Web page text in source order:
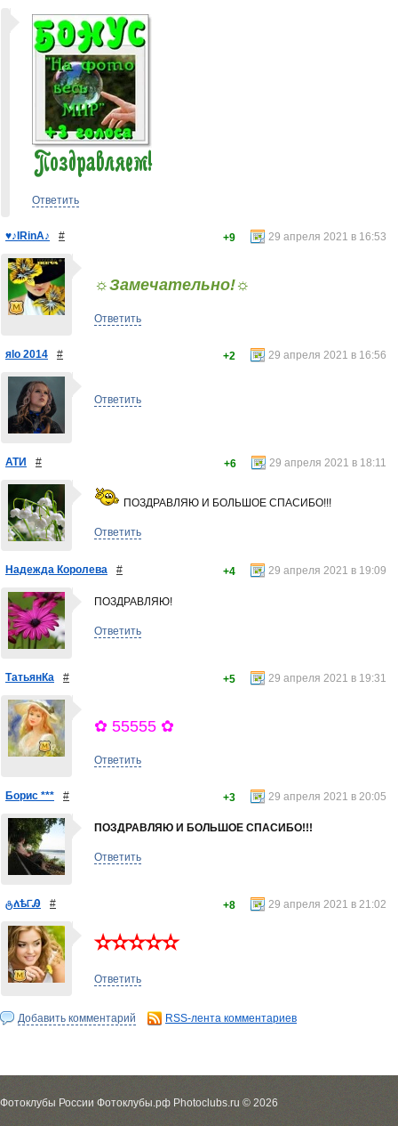
Ответить
♥♪IRinA♪ # 29 апреля 2021 в 16:53
+9
☼Замечательно!☼
Ответить
яlo 2014 # 29 апреля 2021 в 16:56
+2
Ответить
АТИ # 29 апреля 2021 в 18:11
+6
ПОЗДРАВЛЯЮ И БОЛЬШОЕ СПАСИБО!!!
Ответить
Надежда Королева # 29 апреля 2021 в 19:09
+4
ПОЗДРАВЛЯЮ!
Ответить
ТатьянКа # 29 апреля 2021 в 19:31
+5
✿ 55555 ✿
Ответить
Борис *** # 29 апреля 2021 в 20:05
+3
ПОЗДРАВЛЯЮ И БОЛЬШОЕ СПАСИБО!!!
Ответить
ტለѣ୮Ꭿ # 29 апреля 2021 в 21:02
+8
✫✫✫✫✫
Ответить
Добавить комментарий RSS-лента комментариев
Фотоклубы России Фотоклубы.рф Photoclubs.ru © 2026